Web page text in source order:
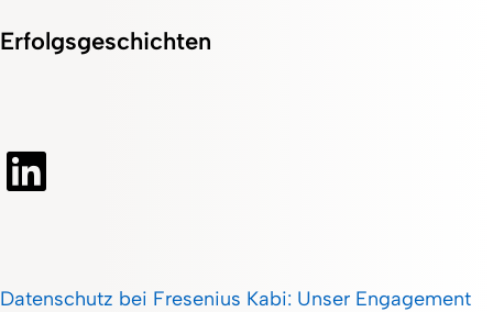
Erfolgsgeschichten
Datenschutz bei Fresenius Kabi: Unser Engagement